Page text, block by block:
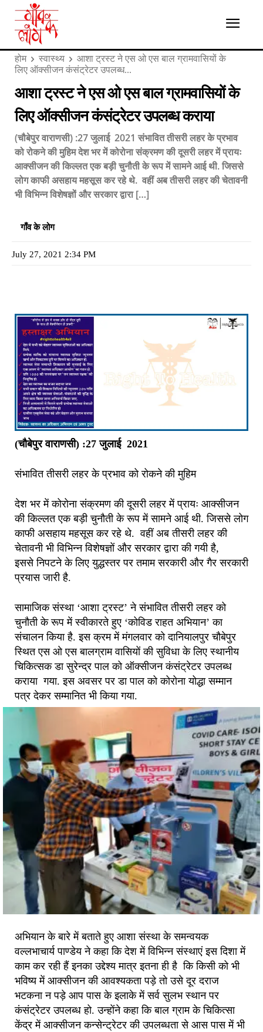
होम स्वास्थ्य
आशा ट्रस्ट ने एस ओ एस बाल ग्रामवासियों के
लिए ऑक्सीजन कंसंट्रेटर उपलब्ध...
आशा ट्रस्ट ने एस ओ एस बाल ग्रामवासियों के
लिए ऑक्सीजन कंसंट्रेटर उपलब्ध कराया
(चौबेपुर वाराणसी) :27 जुलाई 2021 संभावित तीसरी लहर के प्रभाव
को रोकने की मुहिम देश भर में कोरोना संक्रमण की दूसरी लहर में प्रायः
आक्सीजन की किल्लत एक बड़ी चुनौती के रूप में सामने आई थी. जिससे
लोग काफी असहाय महसूस कर रहे थे. वहीं अब तीसरी लहर की चेतावनी
भी विभिन्न विशेषज्ञों और सरकार द्वारा […]
गाँव के लोग
July 27, 2021 2:34 PM
(चौबेपुर वाराणसी) :27 जुलाई 2021
संभावित तीसरी लहर के प्रभाव को रोकने की मुहिम
देश भर में कोरोना संक्रमण की दूसरी लहर में प्रायः आक्सीजन
की किल्लत एक बड़ी चुनौती के रूप में सामने आई थी. जिससे लोग
काफी असहाय महसूस कर रहे थे. वहीं अब तीसरी लहर की
चेतावनी भी विभिन्न विशेषज्ञों और सरकार द्वारा की गयी है,
इससे निपटने के लिए युद्धस्तर पर तमाम सरकारी और गैर सरकारी
प्रयास जारी है.
सामाजिक संस्था ‘आशा ट्रस्ट’ ने संभावित तीसरी लहर को
चुनौती के रूप में स्वीकारते हुए ‘कोविड राहत अभियान’ का
संचालन किया है. इस क्रम में मंगलवार को दानियालपुर चौबेपुर
स्थित एस ओ एस बालग्राम वासियों की सुविधा के लिए स्थानीय
चिकित्सक डा सुरेन्द्र पाल को ऑक्सीजन कंसंट्रेटर उपलब्ध
कराया गया. इस अवसर पर डा पाल को कोरोना योद्धा सम्मान
पत्र देकर सम्मानित भी किया गया.
अभियान के बारे में बताते हुए आशा संस्था के समन्वयक
वल्लभाचार्य पाण्डेय ने कहा कि देश में विभिन्न संस्थाएं इस दिशा में
काम कर रही हैं इनका उद्देश्य मात्र इतना ही है कि किसी को भी
भविष्य में आक्सीजन की आवश्यकता पड़े तो उसे दूर दराज
भटकना न पड़े आप पास के इलाके में सर्व सुलभ स्थान पर
कंसंट्रेटर उपलब्ध हो. उन्होंने कहा कि बाल ग्राम के चिकित्सा
केंद्र में आक्सीजन कन्सेन्ट्रेटर की उपलब्धता से आस पास में भी